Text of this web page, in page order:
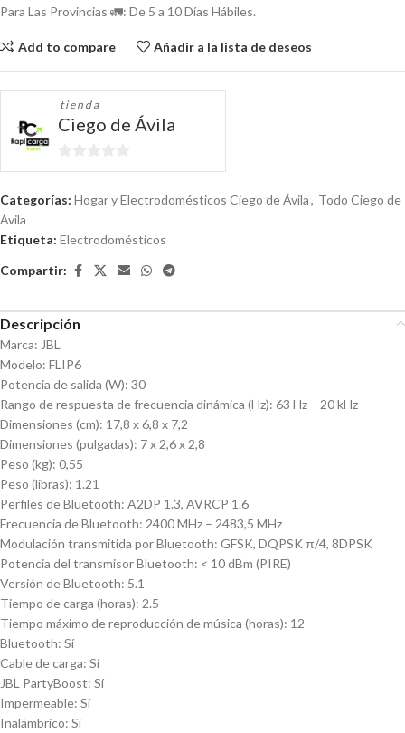
Para Las Provincias 🚛: De 5 a 10 Días Hábiles.
Add to compare Añadir a la lista de deseos
tienda
Ciego de Ávila
0
Categorías: Hogar y Electrodomésticos Ciego de Ávila, Todo Ciego de
Ávila
Etiqueta: Electrodomésticos
Compartir:
Descripción
Marca: JBL
Modelo: FLIP6
Potencia de salida (W): 30
Rango de respuesta de frecuencia dinámica (Hz): 63 Hz – 20 kHz
Dimensiones (cm): 17,8 x 6,8 x 7,2
Dimensiones (pulgadas): 7 x 2,6 x 2,8
Peso (kg): 0,55
Peso (libras): 1.21
Perfiles de Bluetooth: A2DP 1.3, AVRCP 1.6
Frecuencia de Bluetooth: 2400 MHz – 2483,5 MHz
Modulación transmitida por Bluetooth: GFSK, DQPSK π/4, 8DPSK
Potencia del transmisor Bluetooth: < 10 dBm (PIRE)
Versión de Bluetooth: 5.1
Tiempo de carga (horas): 2.5
Tiempo máximo de reproducción de música (horas): 12
Bluetooth: Sí
Cable de carga: Sí
JBL PartyBoost: Sí
Impermeable: Sí
Inalámbrico: Sí